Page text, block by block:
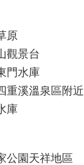
原
觀景台
門水庫
重溪溫泉區附近
庫
公園天祥地區